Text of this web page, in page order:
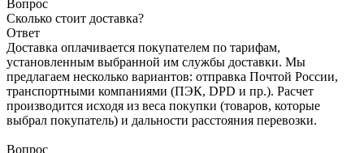
Вопрос
Сколько стоит доставка?
Ответ
Доставка оплачивается покупателем по тарифам,
установленным выбранной им службы доставки. Мы
предлагаем несколько вариантов: отправка Почтой России,
транспортными компаниями (ПЭК, DPD и пр.). Расчет
производится исходя из веса покупки (товаров, которые
выбрал покупатель) и дальности расстояния перевозки.
Вопрос